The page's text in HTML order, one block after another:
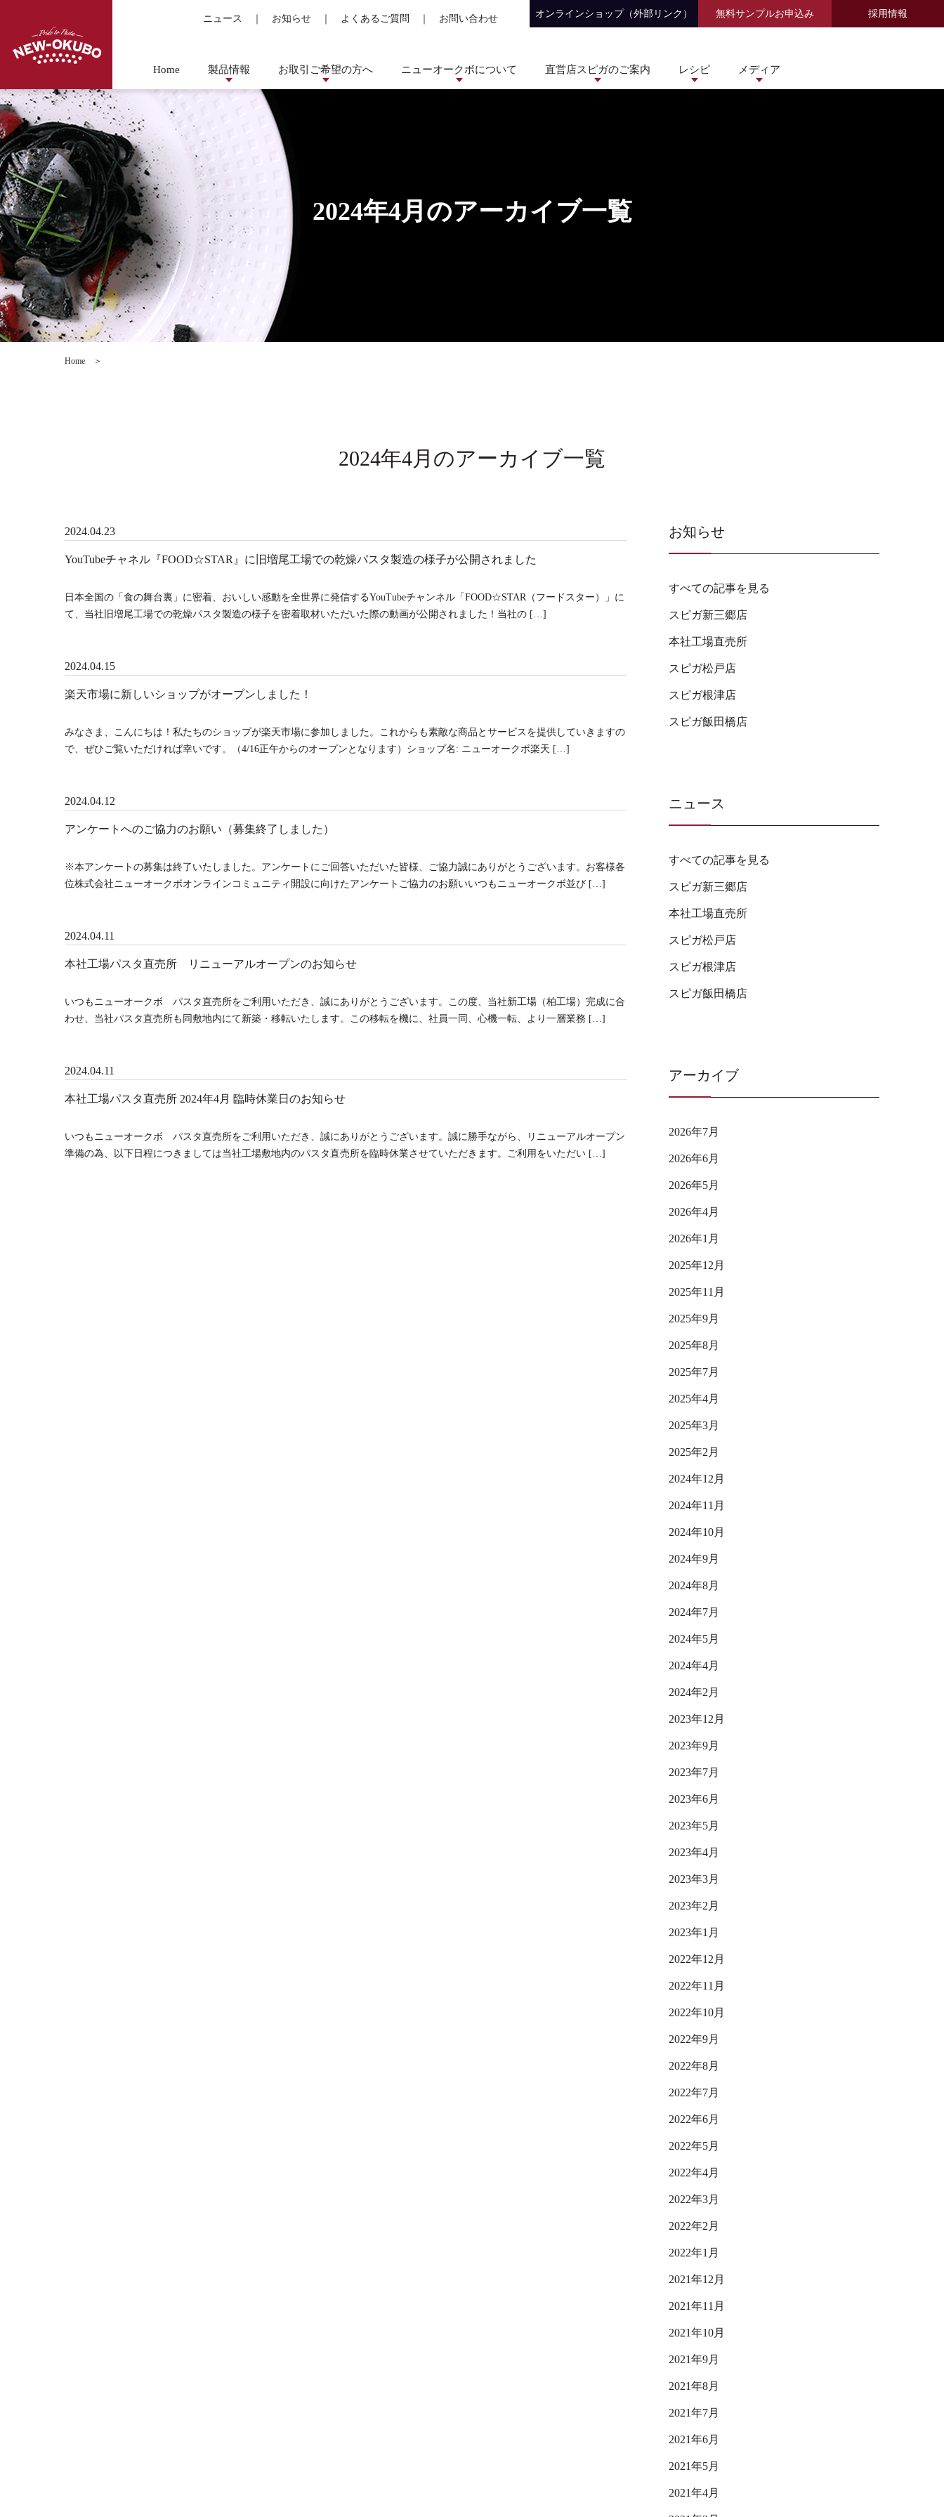
ニュース お知らせ よくあるご質問 お問い合わせ オンラインショップ（外部リンク） 無料サンプルお申込み 採用情報
Home 製品情報 お取引ご希望の方へ ニューオークボについて 直営店スピガのご案内 レシピ メディア
2024年4月のアーカイブ一覧
Home ＞
2024年4月のアーカイブ一覧
2024.04.23
YouTubeチャネル『FOOD☆STAR』に旧増尾工場での乾燥パスタ製造の様子が公開されました
日本全国の「食の舞台裏」に密着、おいしい感動を全世界に発信するYouTubeチャンネル「FOOD☆STAR（フードスター）」に
て、当社旧増尾工場での乾燥パスタ製造の様子を密着取材いただいた際の動画が公開されました！当社の […]
2024.04.15
楽天市場に新しいショップがオープンしました！
みなさま、こんにちは！私たちのショップが楽天市場に参加しました。これからも素敵な商品とサービスを提供していきますの
で、ぜひご覧いただければ幸いです。（4/16正午からのオープンとなります）ショップ名: ニューオークボ楽天 […]
2024.04.12
アンケートへのご協力のお願い（募集終了しました）
※本アンケートの募集は終了いたしました。アンケートにご回答いただいた皆様、ご協力誠にありがとうございます。お客様各
位株式会社ニューオークボオンラインコミュニティ開設に向けたアンケートご協力のお願いいつもニューオークボ並び […]
2024.04.11
本社工場パスタ直売所 リニューアルオープンのお知らせ
いつもニューオークボ パスタ直売所をご利用いただき、誠にありがとうございます。この度、当社新工場（柏工場）完成に合
わせ、当社パスタ直売所も同敷地内にて新築・移転いたします。この移転を機に、社員一同、心機一転、より一層業務 […]
2024.04.11
本社工場パスタ直売所 2024年4月 臨時休業日のお知らせ
いつもニューオークボ パスタ直売所をご利用いただき、誠にありがとうございます。誠に勝手ながら、リニューアルオープン
準備の為、以下日程につきましては当社工場敷地内のパスタ直売所を臨時休業させていただきます。ご利用をいただい […]
お知らせ
すべての記事を見る
スピガ新三郷店
本社工場直売所
スピガ松戸店
スピガ根津店
スピガ飯田橋店
ニュース
すべての記事を見る
スピガ新三郷店
本社工場直売所
スピガ松戸店
スピガ根津店
スピガ飯田橋店
アーカイブ
2026年7月
2026年6月
2026年5月
2026年4月
2026年1月
2025年12月
2025年11月
2025年9月
2025年8月
2025年7月
2025年4月
2025年3月
2025年2月
2024年12月
2024年11月
2024年10月
2024年9月
2024年8月
2024年7月
2024年5月
2024年4月
2024年2月
2023年12月
2023年9月
2023年7月
2023年6月
2023年5月
2023年4月
2023年3月
2023年2月
2023年1月
2022年12月
2022年11月
2022年10月
2022年9月
2022年8月
2022年7月
2022年6月
2022年5月
2022年4月
2022年3月
2022年2月
2022年1月
2021年12月
2021年11月
2021年10月
2021年9月
2021年8月
2021年7月
2021年6月
2021年5月
2021年4月